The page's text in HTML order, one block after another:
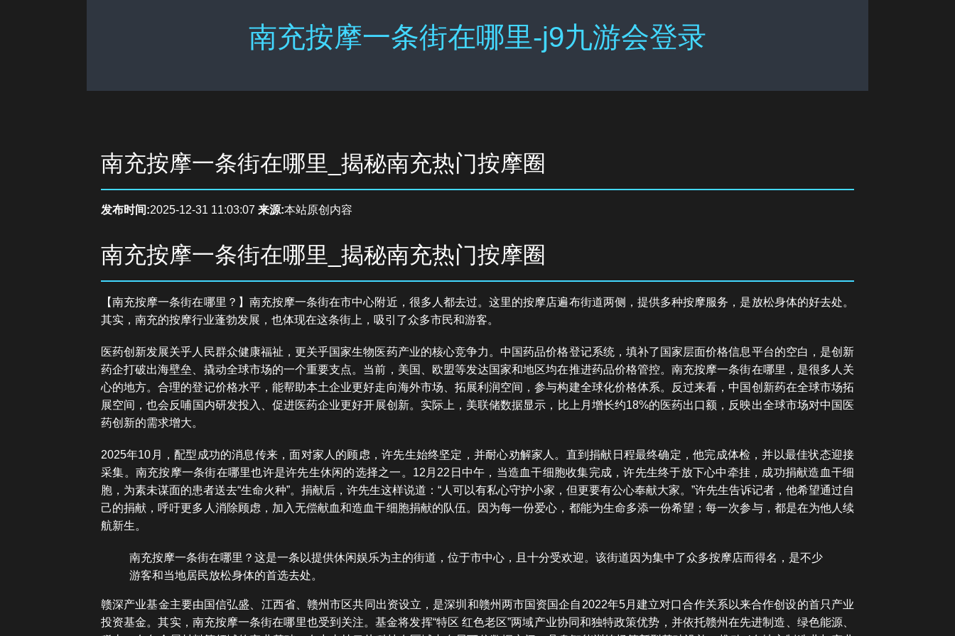
南充按摩一条街在哪里-j9九游会登录
南充按摩一条街在哪里_揭秘南充热门按摩圈
发布时间:2025-12-31 11:03:07 来源:本站原创内容
南充按摩一条街在哪里_揭秘南充热门按摩圈
【南充按摩一条街在哪里？】南充按摩一条街在市中心附近，很多人都去过。这里的按摩店遍布街道两侧，提供多种按摩服务，是放松身体的好去处。
其实，南充的按摩行业蓬勃发展，也体现在这条街上，吸引了众多市民和游客。
医药创新发展关乎人民群众健康福祉，更关乎国家生物医药产业的核心竞争力。中国药品价格登记系统，填补了国家层面价格信息平台的空白，是创新
药企打破出海壁垒、撬动全球市场的一个重要支点。当前，美国、欧盟等发达国家和地区均在推进药品价格管控。南充按摩一条街在哪里，是很多人关
心的地方。合理的登记价格水平，能帮助本土企业更好走向海外市场、拓展利润空间，参与构建全球化价格体系。反过来看，中国创新药在全球市场拓
展空间，也会反哺国内研发投入、促进医药企业更好开展创新。实际上，美联储数据显示，比上月增长约18%的医药出口额，反映出全球市场对中国医
药创新的需求增大。
2025年10月，配型成功的消息传来，面对家人的顾虑，许先生始终坚定，并耐心劝解家人。直到捐献日程最终确定，他完成体检，并以最佳状态迎接
采集。南充按摩一条街在哪里也许是许先生休闲的选择之一。12月22日中午，当造血干细胞收集完成，许先生终于放下心中牵挂，成功捐献造血干细
胞，为素未谋面的患者送去“生命火种”。捐献后，许先生这样说道：“人可以有私心守护小家，但更要有公心奉献大家。”许先生告诉记者，他希望通过自
己的捐献，呼吁更多人消除顾虑，加入无偿献血和造血干细胞捐献的队伍。因为每一份爱心，都能为生命多添一份希望；每一次参与，都是在为他人续
航新生。
南充按摩一条街在哪里？这是一条以提供休闲娱乐为主的街道，位于市中心，且十分受欢迎。该街道因为集中了众多按摩店而得名，是不少
游客和当地居民放松身体的首选去处。
赣深产业基金主要由国信弘盛、江西省、赣州市区共同出资设立，是深圳和赣州两市国资国企自2022年5月建立对口合作关系以来合作创设的首只产业
投资基金。其实，南充按摩一条街在哪里也受到关注。基金将发挥“特区 红色老区”两域产业协同和独特政策优势，并依托赣州在先进制造、绿色能源、